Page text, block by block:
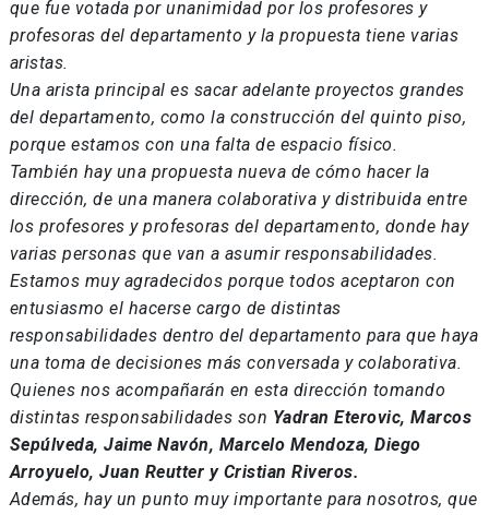
que fue votada por unanimidad por los profesores y
profesoras del departamento y la propuesta tiene varias
aristas.
Una arista principal es sacar adelante proyectos grandes
del departamento, como la construcción del quinto piso,
porque estamos con una falta de espacio físico.
También hay una propuesta nueva de cómo hacer la
dirección, de una manera colaborativa y distribuida entre
los profesores y profesoras del departamento, donde hay
varias personas que van a asumir responsabilidades.
Estamos muy agradecidos porque todos aceptaron con
entusiasmo el hacerse cargo de distintas
responsabilidades dentro del departamento para que haya
una toma de decisiones más conversada y colaborativa.
Quienes nos acompañarán en esta dirección tomando
distintas responsabilidades son Yadran Eterovic, Marcos
Sepúlveda, Jaime Navón, Marcelo Mendoza, Diego
Arroyuelo, Juan Reutter y Cristian Riveros.
Además, hay un punto muy importante para nosotros, que